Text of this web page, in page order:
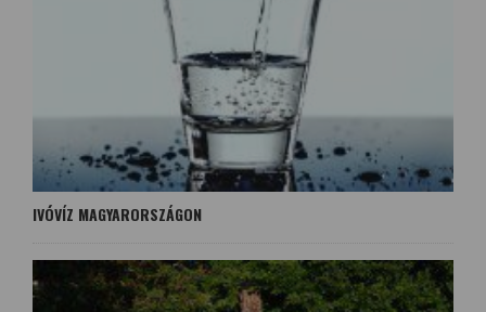
IVÓVÍZ MAGYARORSZÁGON